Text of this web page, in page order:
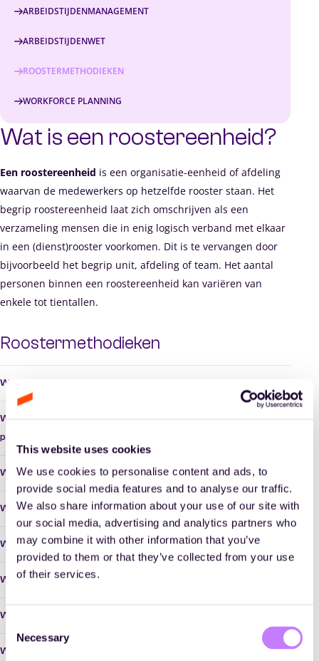
This website uses cookies
We use cookies to personalise content and ads, to
provide social media features and to analyse our traffic.
We also share information about your use of our site with
our social media, advertising and analytics partners who
may combine it with other information that you’ve
provided to them or that they’ve collected from your use
of their services.
Selection
Necessary
Opleidingen, trainingen en workshops
Over Academy
Assessment planner of plan manager
Onze klanten
Inspiratie
Blogs & downloads
Vaktaal voor planners
Events & Webinars
Over ons
Actief in veel sectoren
Contact
Events & Webinars
Werken bij
Mijn Academy
ARBEIDSTIJDENMANAGEMENT
ARBEIDSTIJDENWET
ROOSTERMETHODIEKEN
WORKFORCE PLANNING
Wat is een roostereenheid?
Een roostereenheid is een organisatie-eenheid of afdeling
waarvan de medewerkers op hetzelfde rooster staan. Het
begrip roostereenheid laat zich omschrijven als een
verzameling mensen die in enig logisch verband met elkaar
in een (dienst)rooster voorkomen. Dit is te vervangen door
bijvoorbeeld het begrip unit, afdeling of team. Het aantal
personen binnen een roostereenheid kan variëren van
enkele tot tientallen.
Roostermethodieken
Wat is meeroosteren?
Wat is dispatching op het gebied van workforce
planning?
Wat zijn de roostervuistregels?
Wat is een repeterend individueel rooster?
Wat is voorwaartse rotatie van het rooster?
Wat is een rotatierichting van een rooster?
Wat is een roostersleutel?
Wat is een roostermethodiek?